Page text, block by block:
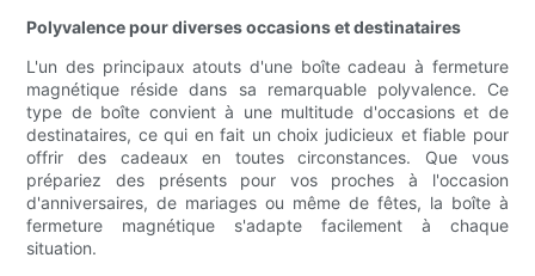
Polyvalence pour diverses occasions et destinataires
L'un des principaux atouts d'une boîte cadeau à fermeture
magnétique réside dans sa remarquable polyvalence. Ce
type de boîte convient à une multitude d'occasions et de
destinataires, ce qui en fait un choix judicieux et fiable pour
offrir des cadeaux en toutes circonstances. Que vous
prépariez des présents pour vos proches à l'occasion
d'anniversaires, de mariages ou même de fêtes, la boîte à
fermeture magnétique s'adapte facilement à chaque
situation.